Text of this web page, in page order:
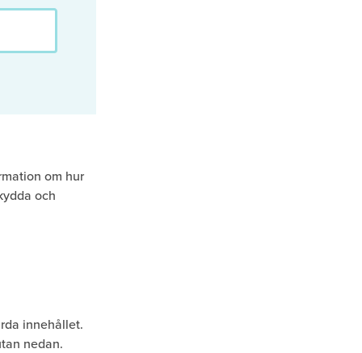
om hur
och
innehållet.
nedan.